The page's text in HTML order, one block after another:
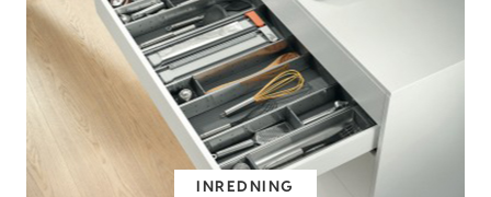
INREDNING